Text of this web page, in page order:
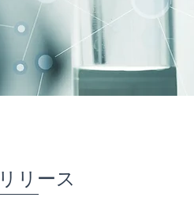
リース